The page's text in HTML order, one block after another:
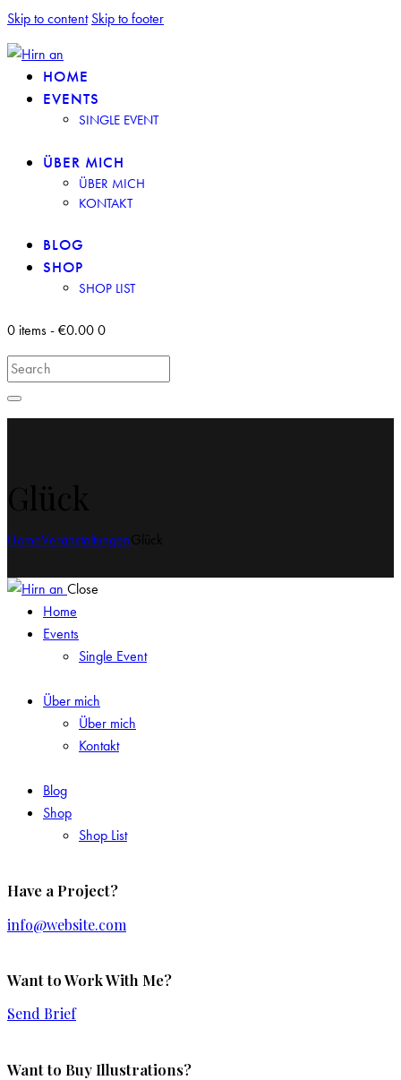
Skip to content Skip to footer
HOME
EVENTS
SINGLE EVENT
ÜBER MICH
ÜBER MICH
KONTAKT
BLOG
SHOP
SHOP LIST
0 items-€0.000
HomeVeranstaltungen
Close
Home
Events
Single Event
Über mich
Über mich
Kontakt
Blog
Shop
Shop List
Have a Project?
info@website.com
Want to Work With Me?
Send Brief
Want to Buy Illustrations?